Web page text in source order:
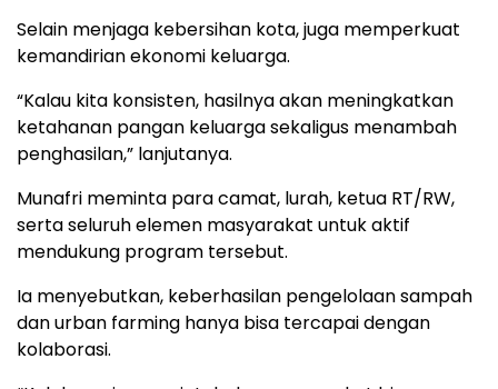
Selain menjaga kebersihan kota, juga memperkuat
kemandirian ekonomi keluarga.
“Kalau kita konsisten, hasilnya akan meningkatkan
ketahanan pangan keluarga sekaligus menambah
penghasilan,” lanjutanya.
Munafri meminta para camat, lurah, ketua RT/RW,
serta seluruh elemen masyarakat untuk aktif
mendukung program tersebut.
Ia menyebutkan, keberhasilan pengelolaan sampah
dan urban farming hanya bisa tercapai dengan
kolaborasi.